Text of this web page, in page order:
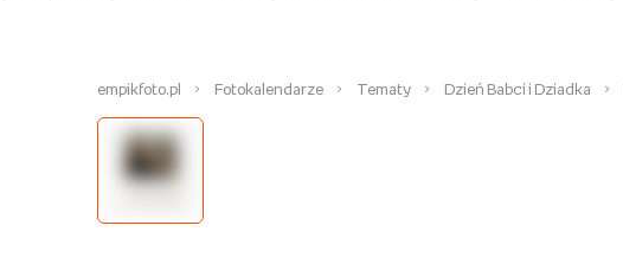
empikfoto.pl Fotokalendarze Tematy Dzień Babci i Dziadka